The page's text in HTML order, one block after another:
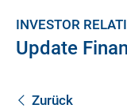
INVESTOR
Update
Zurück